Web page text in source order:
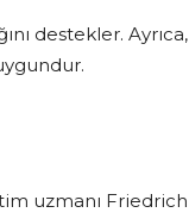
destekler. Ayrıca,
uzmanı Friedrich